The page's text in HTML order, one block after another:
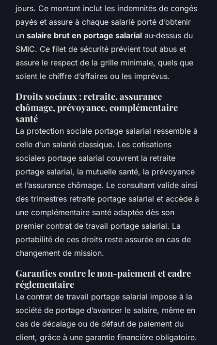
jours. Ce montant inclut les indemnités de congés
payés et assure à chaque salarié porté d’obtenir
un salaire brut en portage salarial au-dessus du
SMIC. Ce filet de sécurité prévient tout abus et
assure le respect de la grille minimale, quels que
soient le chiffre d’affaires ou les imprévus.
Droits sociaux : retraite, assurance
chômage, prévoyance, complémentaire
santé
La protection sociale portage salarial ressemble à
celle d’un salarié classique. Les cotisations
sociales portage salarial couvrent la retraite
portage salarial, la mutuelle santé, la prévoyance
et l’assurance chômage. Le consultant valide ainsi
des trimestres retraite portage salarial et accède à
une complémentaire santé adaptée dès son
premier contrat de travail portage salarial. La
portabilité de ces droits reste assurée en cas de
changement de mission.
Garanties contre le non-paiement et cadre
réglementaire
Le contrat de travail portage salarial impose à la
société de portage d’avancer le salaire, même en
cas de décalage ou de défaut de paiement du
client, grâce à une garantie financière obligatoire.